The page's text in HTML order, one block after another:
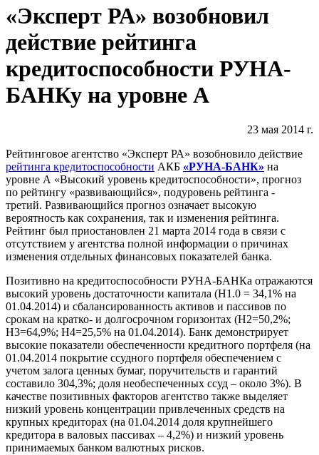
«Эксперт РА» возобновил
действие рейтинга
кредитоспособности РУНА-
БАНКу на уровне А
23 мая 2014 г.
Рейтинговое агентство «Эксперт РА» возобновило действие
рейтинга кредитоспособности АКБ «РУНА-БАНК» на
уровне А «Высокий уровень кредитоспособности», прогноз
по рейтингу «развивающийся», подуровень рейтинга -
третий. Развивающийся прогноз означает высокую
вероятность как сохранения, так и изменения рейтинга.
Рейтинг был приостановлен 21 марта 2014 года в связи с
отсутствием у агентства полной информации о причинах
изменения отдельных финансовых показателей банка.
Позитивно на кредитоспособности РУНА-БАНКа отражаются
высокий уровень достаточности капитала (Н1.0 = 34,1% на
01.04.2014) и сбалансированность активов и пассивов по
срокам на кратко- и долгосрочном горизонтах (Н2=50,2%;
Н3=64,9%; Н4=25,5% на 01.04.2014). Банк демонстрирует
высокие показатели обеспеченности кредитного портфеля (на
01.04.2014 покрытие ссудного портфеля обеспечением с
учетом залога ценных бумаг, поручительств и гарантий
составило 304,3%; доля необеспеченных ссуд – около 3%). В
качестве позитивных факторов агентство также выделяет
низкий уровень концентрации привлеченных средств на
крупных кредиторах (на 01.04.2014 доля крупнейшего
кредитора в валовых пассивах – 4,2%) и низкий уровень
принимаемых банком валютных рисков.